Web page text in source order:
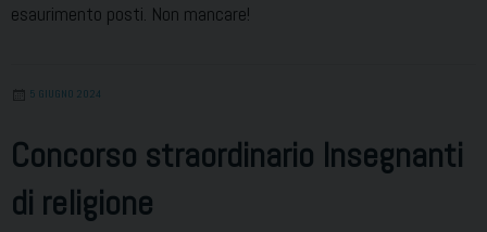
esaurimento posti. Non mancare!
5 GIUGNO 2024
Concorso straordinario Insegnanti
di religione